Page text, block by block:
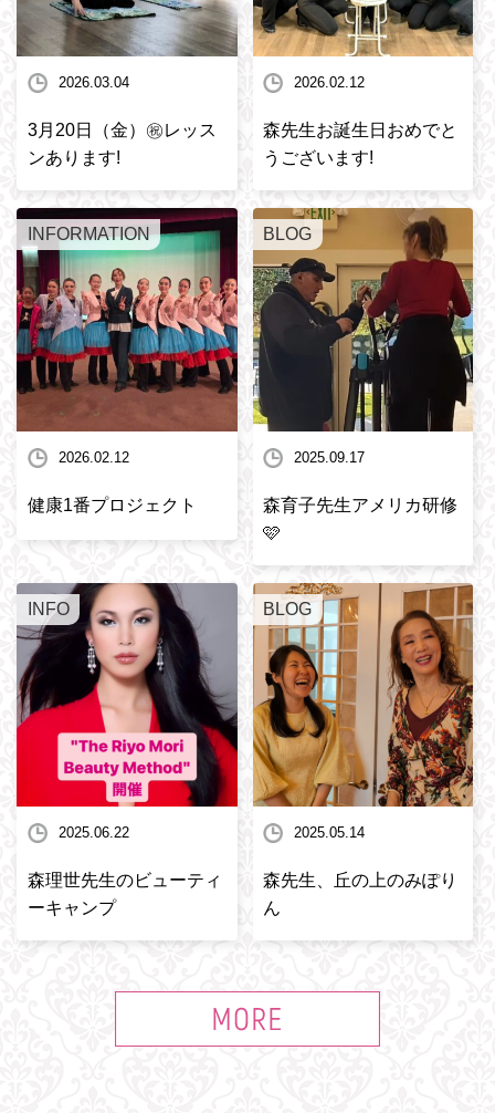
2026.03.04
3月20日（金）㊗️レッス
ンあります!
2026.02.12
森先生お誕生日おめでと
うございます!
INFORMATION
2026.02.12
健康1番プロジェクト
BLOG
2025.09.17
森育子先生アメリカ研修
🩷
INFO
2025.06.22
森理世先生のビューティ
ーキャンプ
BLOG
2025.05.14
森先生、丘の上のみぽり
ん